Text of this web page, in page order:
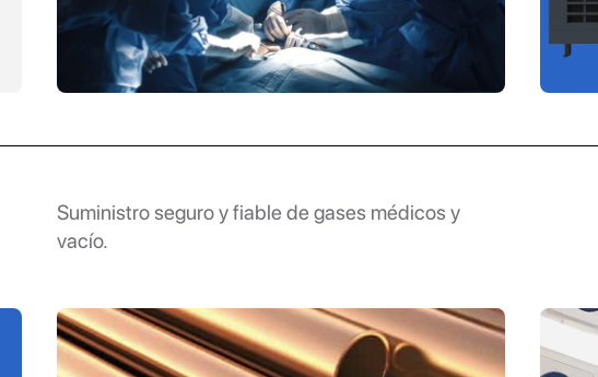
Suministro seguro y fiable de gases médicos y
vacío.